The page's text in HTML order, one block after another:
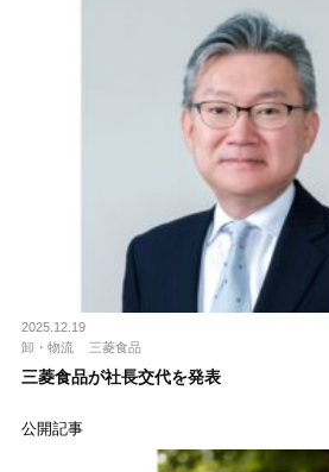
2025.12.19
卸・物流
三菱食品
三菱食品が社長交代を発表
公開記事